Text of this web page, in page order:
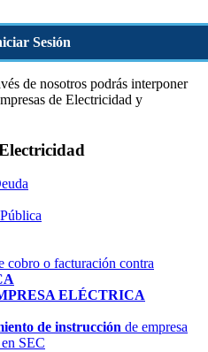
Sesión
de nosotros podrás interponer
de Electricidad y
cobro o facturación contra
ELÉCTRICA
de instrucción de empresa
SEC